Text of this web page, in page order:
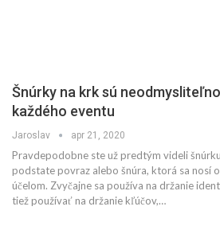
Šnúrky na krk sú
každého eventu
Jaroslav apr 21, 2020
Pravdepodobne ste už predtým videli
podstate povraz alebo šnúra, ktorá sa nosí
účelom. Zvyčajne sa používa na držanie
tiež používať na držanie kľúčov,…